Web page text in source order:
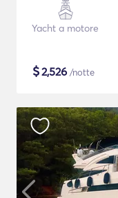
Yacht a motore
$2,526 /notte